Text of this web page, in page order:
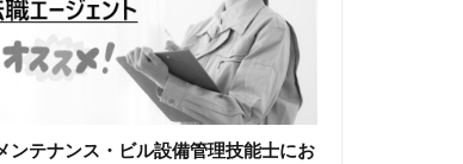
ンテナンス・ビル設備管理技能士にお